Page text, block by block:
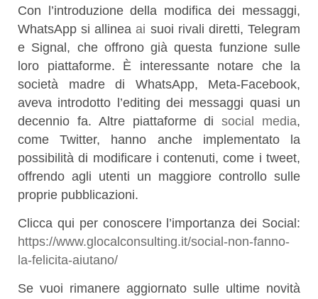
Con l’introduzione della modifica dei messaggi,
WhatsApp si allineaai suoi rivali diretti, Telegram
e Signal, che offrono già questa funzione sulle
loro piattaforme. È interessante notare che la
società madre di WhatsApp, Meta-Facebook,
aveva introdotto l’editing dei messaggi quasi un
decennio fa. Altre piattaforme disocial media,
come Twitter, hanno anche implementato la
possibilità di modificare i contenuti, come i tweet,
offrendo agli utenti un maggiore controllo sulle
proprie pubblicazioni.
Clicca qui per conoscere l’importanza dei Social:
https://www.glocalconsulting.it/social-non-fanno-
la-felicita-aiutano/
Se vuoi rimanere aggiornato sulle ultime novità